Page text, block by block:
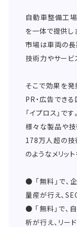
自動車整備工
を一体で提供し
市場は車両の長
技術力やサービ
そこで効果を
PR・広告でき
「イプロス」です。
様々な製品や技
178万人超の技
のようなメリッ
● 「無料」で、
量産が行え、
● 「無料」で、
析が行え、リー